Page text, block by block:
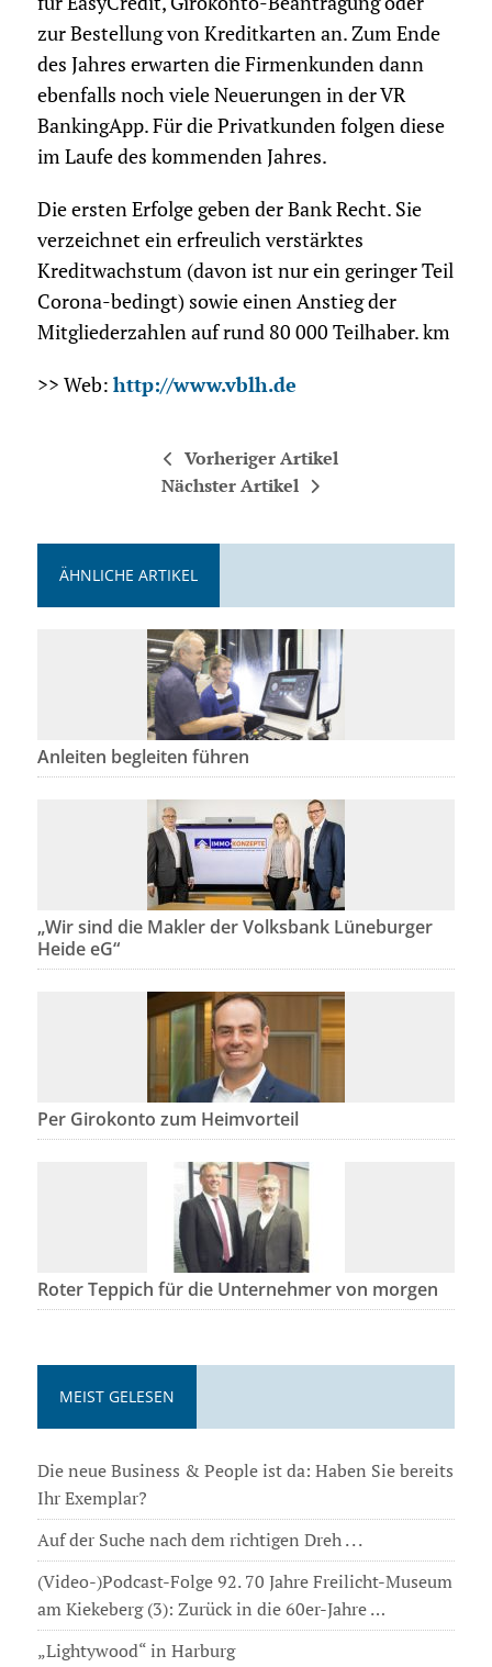
zur Bestellung von Kreditkarten an. Zum Ende
des Jahres erwarten die Firmenkunden dann
ebenfalls noch viele Neuerungen in der VR
BankingApp. Für die Privatkunden folgen diese
im Laufe des kommenden Jahres.
Die ersten Erfolge geben der Bank Recht. Sie
verzeichnet ein erfreulich verstärktes
Kreditwachstum (davon ist nur ein geringer Teil
Corona-bedingt) sowie einen Anstieg der
Mitgliederzahlen auf rund 80 000 Teil­haber. km
>> Web: http://www.vblh.de
Vorheriger Artikel
Nächster Artikel
ÄHNLICHE ARTIKEL
Anleiten begleiten führen
„Wir sind die Makler der Volksbank Lüneburger
Heide eG“
Per Girokonto zum Heimvorteil
Roter Teppich für die Unternehmer von morgen
MEIST GELESEN
Die neue Business & People ist da: Haben Sie bereits
Ihr Exemplar?
Auf der Suche nach dem richtigen Dreh . . .
(Video-)Podcast-Folge 92. 70 Jahre Freilicht-Museum
am Kiekeberg (3): Zurück in die 60er-Jahre …
„Lightywood“ in Harburg